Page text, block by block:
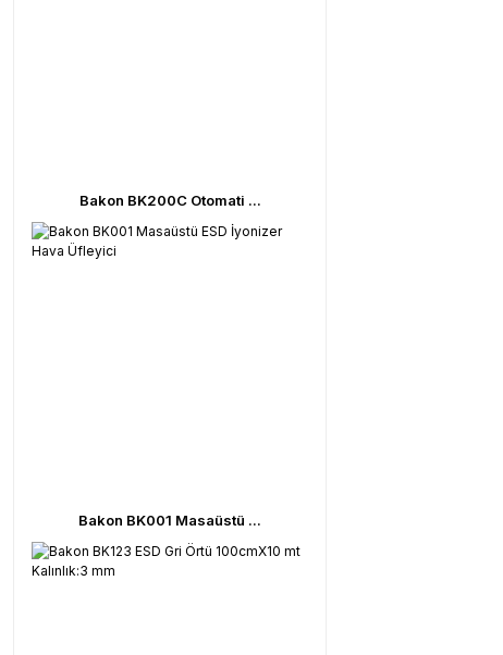
Bakon BK200C Otomati ...
Bakon BK001 Masaüstü ...